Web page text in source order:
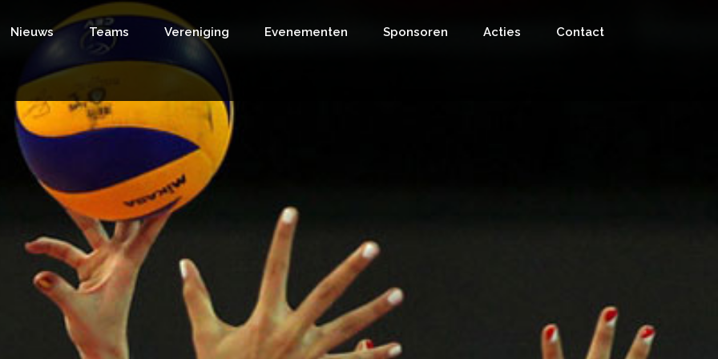
Nieuws Teams Vereniging Evenementen Sponsoren Acties Contact